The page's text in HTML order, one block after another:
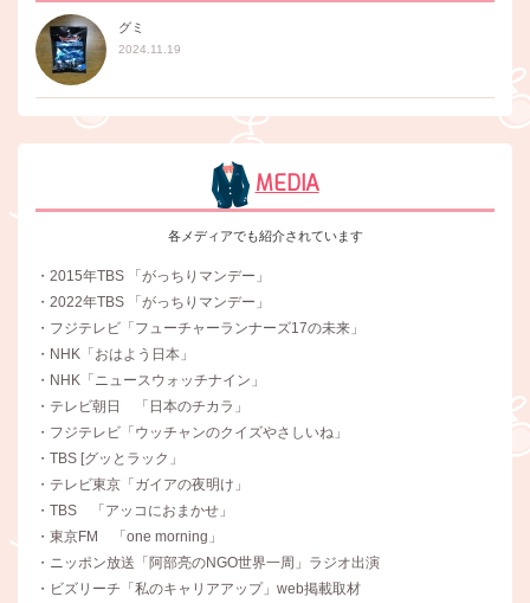
グミ
2024.11.19
MEDIA
各メディアでも紹介されています
・2015年TBS 「がっちりマンデー」
・2022年TBS 「がっちりマンデー」
・フジテレビ「フューチャーランナーズ17の未来」
・NHK「おはよう日本」
・NHK「ニュースウォッチナイン」
・テレビ朝日 「日本のチカラ」
・フジテレビ「ウッチャンのクイズやさしいね」
・TBS [グッとラック」
・テレビ東京「ガイアの夜明け」
・TBS 「アッコにおまかせ」
・東京FM 「one morning」
・ニッポン放送「阿部亮のNGO世界一周」ラジオ出演
・ビズリーチ「私のキャリアアップ」web掲載取材